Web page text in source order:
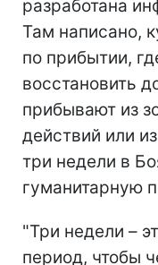
разработана
Там написано,
по прибытии,
восстановить
прибывают из
действий или
три недели в
гуманитарную
"Три недели –
период, чтобы